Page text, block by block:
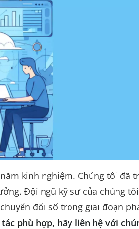
kinh nghiệm. Chúng tôi đã
Đội ngũ kỹ sư của chúng
đổi số trong giai đoạn
tác phù hợp, hãy liên hệ với